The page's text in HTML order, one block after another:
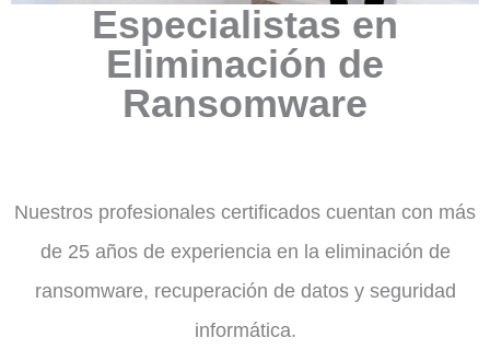
Especialistas en
Eliminación de
Ransomware
Nuestros profesionales certificados cuentan con más
de 25 años de experiencia en la eliminación de
ransomware, recuperación de datos y seguridad
informática.